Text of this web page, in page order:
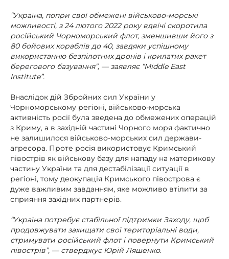
“Україна, попри свої обмежені військово-морські
можливості, з 24 лютого 2022 року вдвічі скоротила
російський Чорноморський флот, зменшивши його з
80 бойових кораблів до 40, завдяки успішному
використанню безпілотних дронів і крилатих ракет
берегового базування”, — заявляє “Middle East
Institute”.
Внаслідок дій Збройних сил України у
Чорноморському регіоні, військово-морська
активність росії була зведена до обмежених операцій
з Криму, а в західній частині Чорного моря фактично
не залишилося військово-морських сил держави-
агресора. Проте росія використовує Кримський
півострів як військову базу для нападу на материкову
частину України та для дестабілізації ситуації в
регіоні, тому деокупація Кримського півострова є
дуже важливим завданням, яке можливо втілити за
сприяння західних партнерів.
“Україна потребує стабільної підтримки Заходу, щоб
продовжувати захищати свої територіальні води,
стримувати російський флот і повернути Кримський
півострів”, — стверджує Юрій Ляшенко.